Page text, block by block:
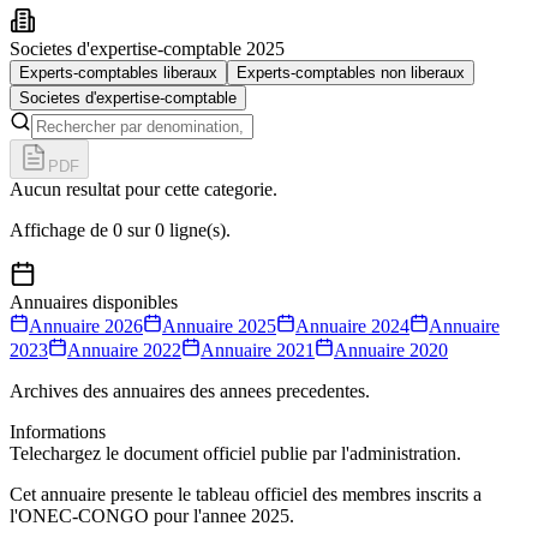
Societes d'expertise-comptable 2025
Experts-comptables liberaux
Experts-comptables non liberaux
Societes d'expertise-comptable
PDF
Aucun resultat pour cette categorie.
Affichage de 0 sur0 ligne(s).
Annuaires disponibles
Annuaire 2026 Annuaire 2025 Annuaire 2024
Annuaire
2023
Annuaire 2022 Annuaire 2021 Annuaire 2020
Archives des annuaires des annees precedentes.
Informations
Telechargez le document officiel publie par l'administration.
Cet annuaire presente le tableau officiel des membres inscrits a
l'ONEC-CONGO pour l'annee 2025.